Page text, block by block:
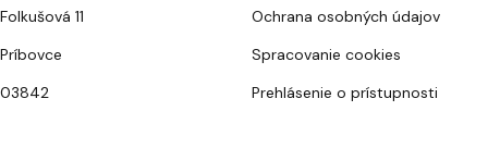
Folkušová 11
Príbovce
03842
Ochrana osobných údajov
Spracovanie cookies
Prehlásenie o prístupnosti